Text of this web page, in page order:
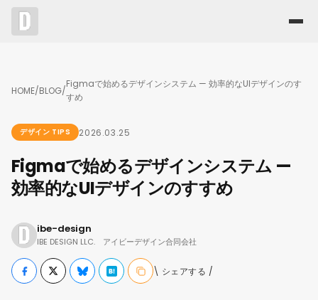
HOME/BLOG/
Figmaで始めるデザインシステム — 効率的なUIデザインのす
すめ
デザイン TIPS 2026.03.25
Figmaで始めるデザインシステム —
効率的なUIデザインのすすめ
ibe-design
IBE DESIGN LLC. アイビーデザイン合同会社
\ シェアする /